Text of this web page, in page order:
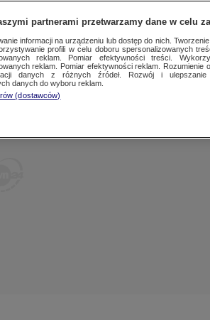
FAKTY O ŚWIECIE
partnerami przetwarzamy dane w celu
informacji na urządzeniu lub dostęp do nich.
profili w celu doboru spersonalizowanych
reklam. Pomiar efektywności treści.
reklam. Pomiar efektywności reklam. Rozumienie
danych z różnych źródeł. Rozwój i ulepszanie
danych do wyboru reklam.
(dostawców)